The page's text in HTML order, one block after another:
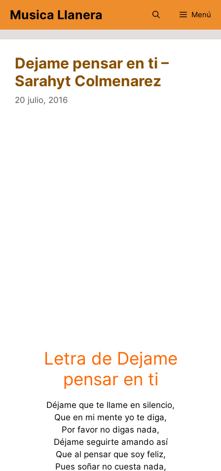
contenido
Musica Llanera Menú
Dejame pensar en ti –
Sarahyt Colmenarez
20 julio, 2016
Letra de Dejame
pensar en ti
Déjame que te llame en silencio,
Que en mi mente yo te diga,
Por favor no digas nada,
Déjame seguirte amando así
Que al pensar que soy feliz,
Pues soñar no cuesta nada,